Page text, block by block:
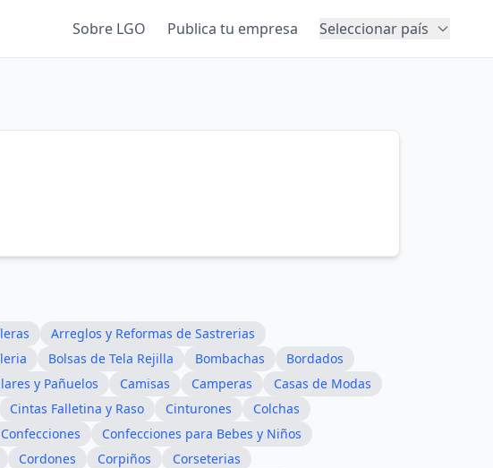
Sobre LGO Publica tu empresa Seleccionar país
Arreglos y Reformas de Sastrerias
Bolsas de Tela Rejilla Bombachas
Bordados
y Pañuelos Camisas Camperas
Casas de Modas
Cintas Falletina y Raso Cinturones
Colchas
Confecciones
Confecciones para Bebes y Niños
Cordones Corpiños
Corseterias